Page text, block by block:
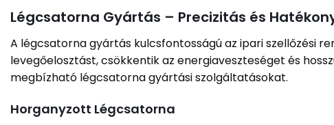
Légcsatorna Gyártás – Precizitás és
A légcsatorna gyártás kulcsfontosságú az ipari szellőzési
levegőelosztást, csökkentik az energiaveszteséget és
megbízható légcsatorna gyártási szolgáltatásokat.
Horganyzott Légcsatorna